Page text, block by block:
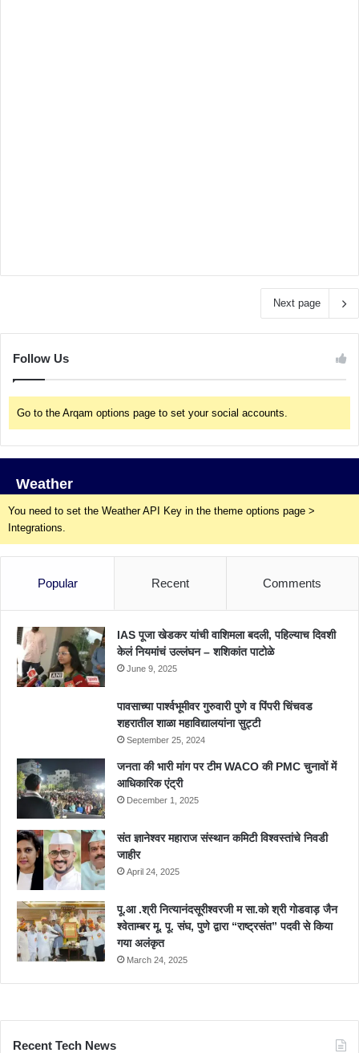
Next page
Follow Us
Go to the Arqam options page to set your social accounts.
Weather
You need to set the Weather API Key in the theme options page >
Integrations.
Popular Recent Comments
IAS पूजा खेडकर यांची वाशिमला बदली, पहिल्याच दिवशी
केलं नियमांचं उल्लंघन – शशिकांत पाटोळे
June 9, 2025
पावसाच्या पार्श्वभूमीवर गुरुवारी पुणे व पिंपरी चिंचवड
शहरातील शाळा महाविद्यालयांना सुट्टी
September 25, 2024
जनता की भारी मांग पर टीम WACO की PMC चुनावों में
आधिकारिक एंट्री
December 1, 2025
संत ज्ञानेश्वर महाराज संस्थान कमिटी विश्वस्तांचे निवडी
जाहीर
April 24, 2025
पू.आ .श्री नित्यानंदसूरीश्वरजी म सा.को श्री गोडवाड़ जैन
श्वेताम्बर मू. पू. संघ, पुणे द्वारा “राष्ट्रसंत” पदवी से किया
गया अलंकृत
March 24, 2025
Recent Tech News